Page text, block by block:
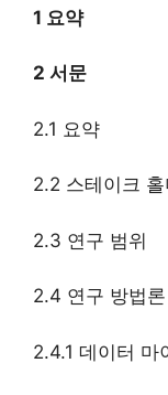
1 요약
2 서문
2.1 요약
2.2 스테이크 홀
2.3 연구 범위
2.4 연구 방법론
2.4.1 데이터 마